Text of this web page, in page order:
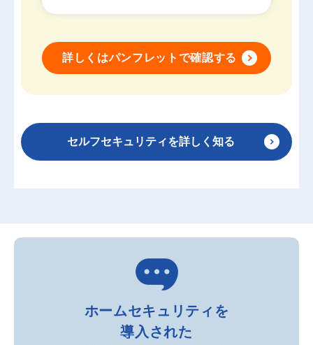
詳しくはパンフレットで確認する
セルフセキュリティを詳しく知る
ホームセキュリティを
導入された